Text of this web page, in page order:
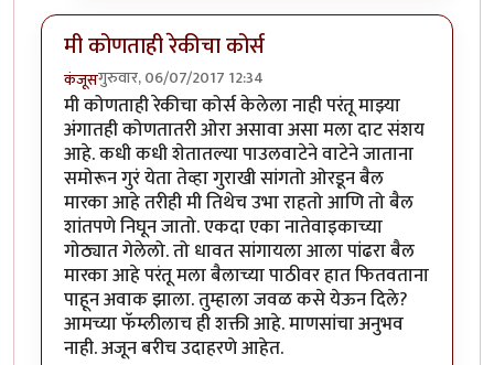
मी कोणताही रेकीचा कोर्स
कंजूसगुरुवार, 06/07/2017 12:34
मी कोणताही रेकीचा कोर्स केलेला नाही परंतू माझ्या
अंगातही कोणतातरी ओरा असावा असा मला दाट संशय
आहे. कधी कधी शेतातल्या पाउलवाटेने वाटेने जाताना
समोरून गुरं येता तेव्हा गुराखी सांगतो ओरडून बैल
मारका आहे तरीही मी तिथेच उभा राहतो आणि तो बैल
शांतपणे निघून जातो. एकदा एका नातेवाइकाच्या
गोठ्यात गेलेलो. तो धावत सांगायला आला पांढरा बैल
मारका आहे परंतू मला बैलाच्या पाठीवर हात फितवताना
पाहून अवाक झाला. तुम्हाला जवळ कसे येऊन दिले?
आमच्या फॅम्लीलाच ही शक्ती आहे. माणसांचा अनुभव
नाही. अजून बरीच उदाहरणे आहेत.